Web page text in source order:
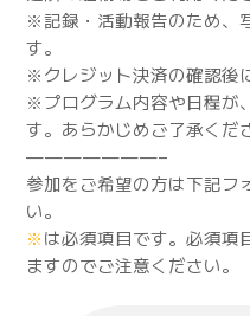
※記録・活動報告のため、
す。
※クレジット決済の確認後
※プログラム内容や日程が
す。あらかじめご了承くだ
———————–
参加をご希望の方は下記フ
い。
※は必須項目です。必須項
ますのでご注意ください。